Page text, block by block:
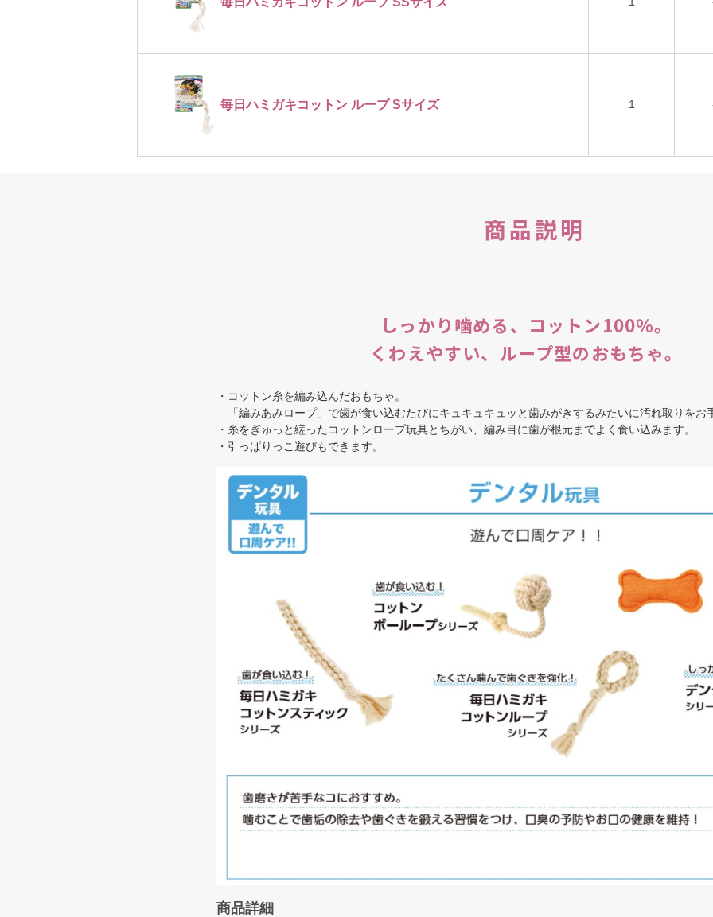
毎日ハミガキコットン ループ Sサイズ 1
商品説明
しっかり噛める、コットン100％。
くわえやすい、ループ型のおもちゃ。
・コットン糸を編み込んだおもちゃ。
「編みあみロープ」で歯が食い込むたびにキュキュキュッと歯みがきするみたいに汚れ取りをお
・糸をぎゅっと縒ったコットンロープ玩具とちがい、編み目に歯が根元までよく食い込みます。
・引っぱりっこ遊びもできます。
商品詳細